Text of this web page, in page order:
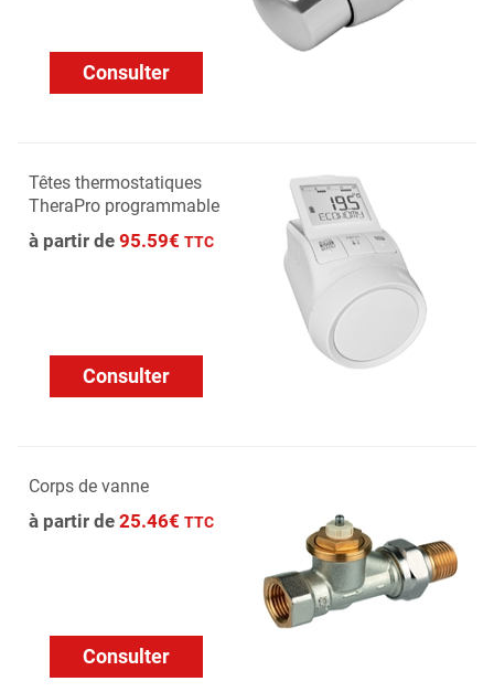
Consulter
Têtes thermostatiques
TheraPro programmable
à partir de 95.59€ TTC
Consulter
Corps de vanne
à partir de 25.46€ TTC
Consulter